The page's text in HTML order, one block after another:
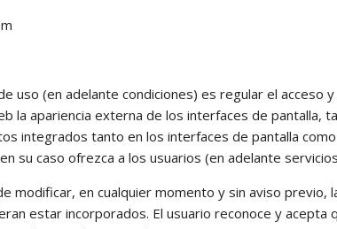
uso (en adelante condiciones) es regular el acceso
la apariencia externa de los interfaces de pantalla,
integrados tanto en los interfaces de pantalla
su caso ofrezca a los usuarios (en adelante
modificar, en cualquier momento y sin aviso
estar incorporados. El usuario reconoce y acepta